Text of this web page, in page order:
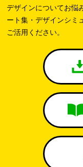
デザインについてお悩
ート集・デザインシミ
ご活用ください。